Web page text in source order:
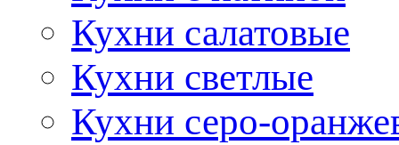
Кухни салатовые
Кухни светлые
Кухни серо-